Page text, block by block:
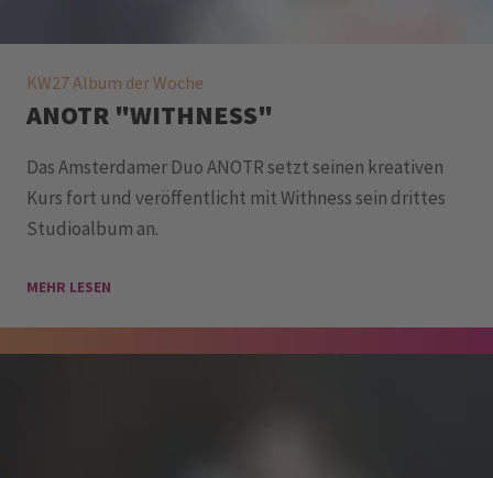
KW27 Album der Woche
ANOTR "WITHNESS"
Das Amsterdamer Duo ANOTR setzt seinen kreativen
Kurs fort und veröffentlicht mit Withness sein drittes
Studioalbum an.
MEHR LESEN